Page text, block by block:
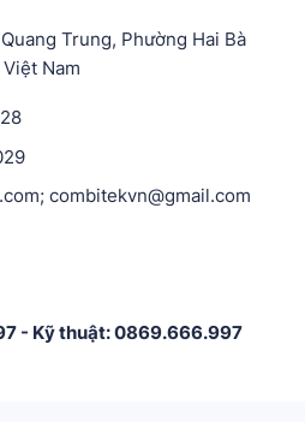
Trung, Phường Hai Bà
Nam
; combitekvn@gmail.com
- Kỹ thuật: 0869.666.997